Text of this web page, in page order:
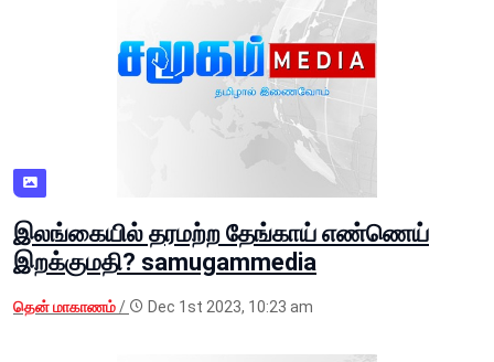
இலங்கையில் தரமற்ற தேங்காய் எண்ணெய்
இறக்குமதி? samugammedia
தென் மாகாணம்/ Dec 1st 2023, 10:23 am